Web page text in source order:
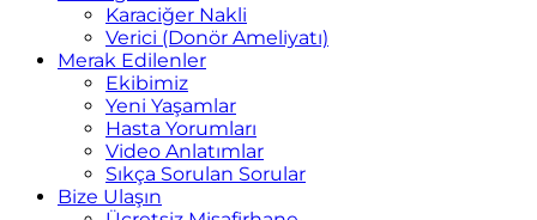
Karaciğer Nakli
Verici (Donör Ameliyatı)
Merak Edilenler
Ekibimiz
Yeni Yaşamlar
Hasta Yorumları
Video Anlatımlar
Sıkça Sorulan Sorular
Bize Ulaşın